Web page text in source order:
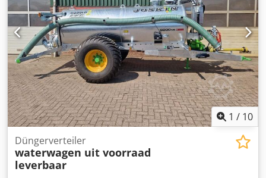
1 / 10
Düngerverteiler
waterwagen uit voorraad
leverbaar